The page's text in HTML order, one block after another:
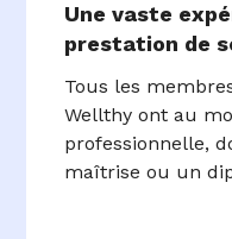
Une vaste
prestation de
Tous les
Wellthy ont au
professionnelle,
maîtrise ou un